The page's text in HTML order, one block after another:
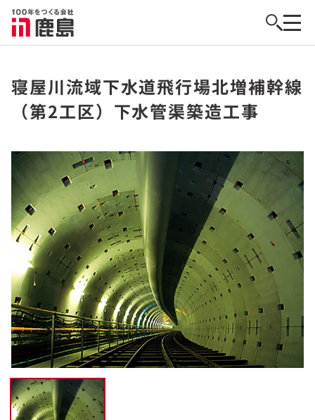
寝屋川流域下水道飛行場北増補幹線
（第2工区）下水管渠築造工事